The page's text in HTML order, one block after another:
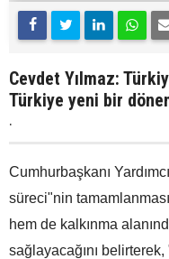
Cevdet Yılmaz:
Türkiye yeni bir
.
Cumhurbaşkanı
süreci"nin
hem de kalkınma
sağlayacağını